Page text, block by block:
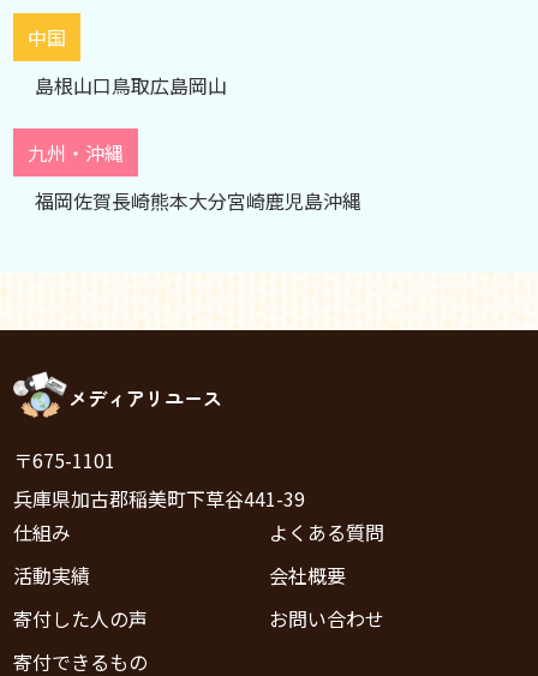
中国
島根山口鳥取広島岡山
九州・沖縄
福岡佐賀長崎熊本大分宮崎鹿児島沖縄
メディアリユース
〒675-1101
兵庫県加古郡稲美町下草谷441-39
仕組み
活動実績
寄付した人の声
寄付できるもの
よくある質問
会社概要
お問い合わせ